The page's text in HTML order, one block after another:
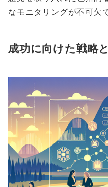
なモニタリングが不可欠
成功に向けた戦略